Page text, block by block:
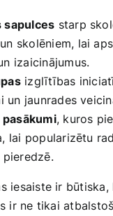
sapulces starp
skolēniem, lai
izaicinājumus.
izglītības
un jaunrades‍
, kuros
lai ‍popularizētu
iesaiste ir
ir ne tikai